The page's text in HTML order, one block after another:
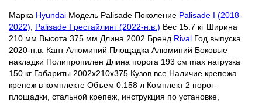
Марка Hyundai Модель Palisade Поколение Palisade I (2018-
2022)
Palisade I рестайлинг (2022-н.в.) Вес 15.7 кг Ширина
210 мм Высота 375 мм Длина 2002 Бренд Rival Год выпуска
2020-н.в. Кант Алюминий Площадка Алюминий Боковые
накладки Полипропилен Длина порога 193 см max нагрузка
150 кг Габариты 2002x210x375 Кузов все Наличие крепежа
крепеж в комплекте Объем 0.158 л Комплект 2 порог-
площадки, стальной крепеж, инструкция по установке,